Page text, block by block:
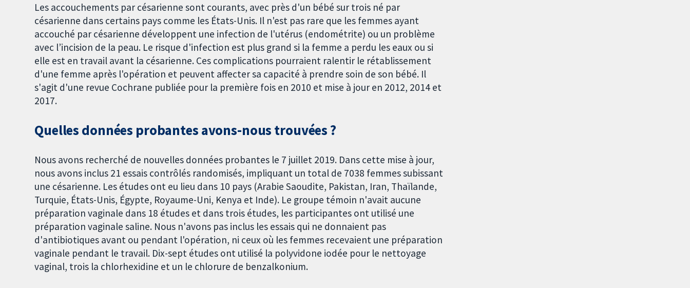
Les accouchements par césarienne sont courants, avec près d'un bébé sur trois né par
césarienne dans certains pays comme les États-Unis. Il n'est pas rare que les femmes ayant
accouché par césarienne développent une infection de l'utérus (endométrite) ou un problème
avec l’incision de la peau. Le risque d'infection est plus grand si la femme a perdu les eaux ou si
elle est en travail avant la césarienne. Ces complications pourraient ralentir le rétablissement
d'une femme après l'opération et peuvent affecter sa capacité à prendre soin de son bébé. Il
s'agit d'une revue Cochrane publiée pour la première fois en 2010 et mise à jour en 2012, 2014 et
2017.
Quelles données probantes avons-nous trouvées ?
Nous avons recherché de nouvelles données probantes le 7 juillet 2019. Dans cette mise à jour,
nous avons inclus 21 essais contrôlés randomisés, impliquant un total de 7038 femmes subissant
une césarienne. Les études ont eu lieu dans 10 pays (Arabie Saoudite, Pakistan, Iran, Thaïlande,
Turquie, États-Unis, Égypte, Royaume-Uni, Kenya et Inde). Le groupe témoin n'avait aucune
préparation vaginale dans 18 études et dans trois études, les participantes ont utilisé une
préparation vaginale saline. Nous n'avons pas inclus les essais qui ne donnaient pas
d'antibiotiques avant ou pendant l'opération, ni ceux où les femmes recevaient une préparation
vaginale pendant le travail. Dix-sept études ont utilisé la polyvidone iodée pour le nettoyage
vaginal, trois la chlorhexidine et un le chlorure de benzalkonium.